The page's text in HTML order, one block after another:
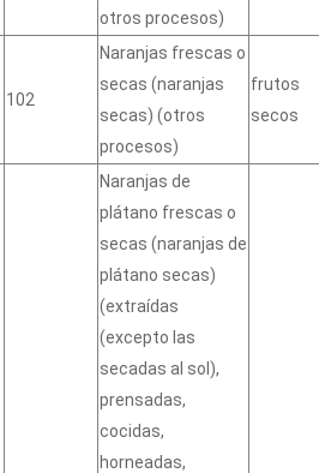
otros procesos)
102
Naranjas frescas o
secas (naranjas
secas) (otros
procesos)
frutos
secos
Naranjas de
plátano frescas o
secas (naranjas de
plátano secas)
(extraídas
(excepto las
secadas al sol),
prensadas,
cocidas,
horneadas,